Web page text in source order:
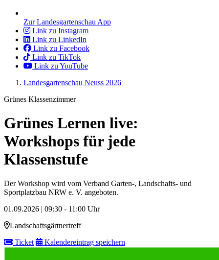
Zur Landesgartenschau App
Link zu Instagram
Link zu LinkedIn
Link zu Facebook
Link zu TikTok
Link zu YouTube
Landesgartenschau Neuss 2026
Grünes Klassenzimmer
Grünes Lernen live:
Workshops für jede
Klassenstufe
Der Workshop wird vom Verband Garten-, Landschafts- und
Sportplatzbau NRW e. V. angeboten.
01.09.2026 | 09:30 - 11:00 Uhr
Landschaftsgärtnertreff
Ticket
Kalendereintrag speichern